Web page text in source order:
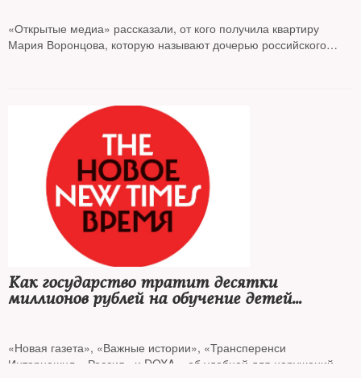
«Открытые медиа» рассказали, от кого получила квартиру
Мария Воронцова, которую называют дочерью российского
Как государство тратит десятки
миллионов рублей на обучение детей
«Новая газета», «Важные истории», «Трансперенси
Интернешнл – Россия» и DOXA – об удобной для нарушений